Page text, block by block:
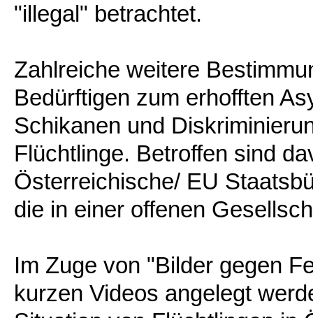
"illegal" betrachtet.
Zahlreiche weitere
Bedürftigen zum erhofften
Schikanen und
Flüchtlinge. Betroffen sind
Österreichische/ EU
die in einer offenen
Im Zuge von "Bilder gegen
kurzen Videos angelegt